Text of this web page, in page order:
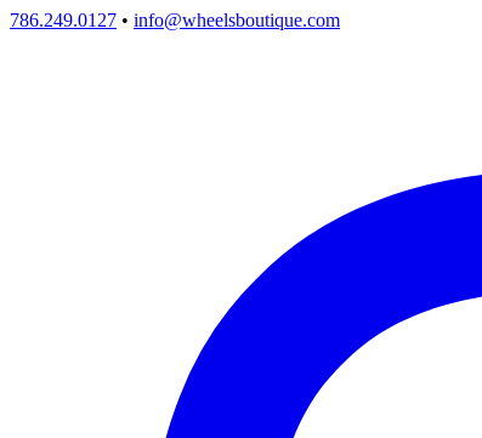
786.249.0127 • info@wheelsboutique.com